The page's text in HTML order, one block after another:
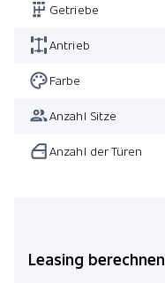
Getriebe
Antrieb
Farbe
Anzahl Sitze
Anzahl der Türen
Leasing berechnen